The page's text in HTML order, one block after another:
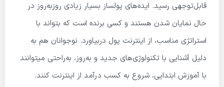
قابل‌توجهی رسید. ایده‌های پولساز بسیار زیادی روزبه‌روز در
حال نمایان شدن هستند و کسی برنده است که بتواند با
استراتژی مناسب، از اینترنت پول دربیاورد. نوجوانان هم به
دلیل آشنایی با تکنولوژی‌های جدید و به‌روز، به‌راحتی میتوانند
با آموزش ابتدایی، شروع به کسب درآمد از اینترنت کنند.